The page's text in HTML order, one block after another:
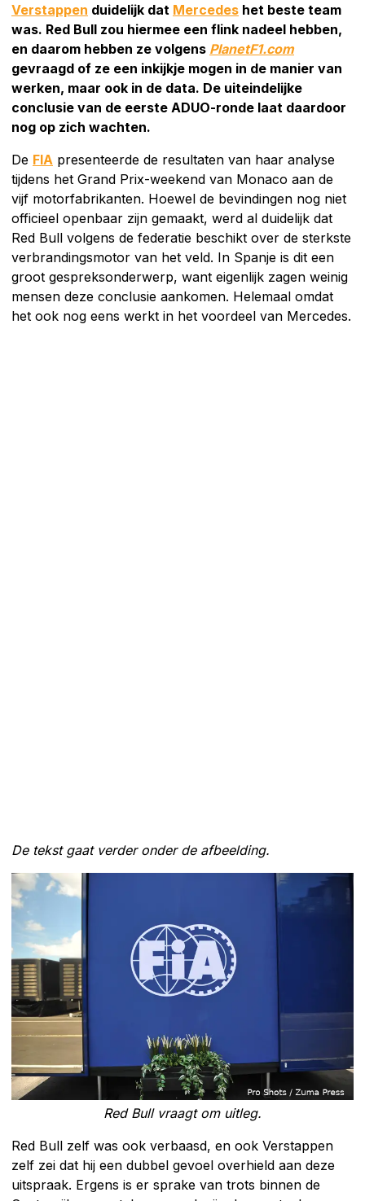
Verstappen duidelijk dat Mercedes het beste team
was. Red Bull zou hiermee een flink nadeel hebben,
en daarom hebben ze volgens PlanetF1.com
gevraagd of ze een inkijkje mogen in de manier van
werken, maar ook in de data. De uiteindelijke
conclusie van de eerste ADUO-ronde laat daardoor
nog op zich wachten.
De FIA presenteerde de resultaten van haar analyse
tijdens het Grand Prix-weekend van Monaco aan de
vijf motorfabrikanten. Hoewel de bevindingen nog niet
officieel openbaar zijn gemaakt, werd al duidelijk dat
Red Bull volgens de federatie beschikt over de sterkste
verbrandingsmotor van het veld. In Spanje is dit een
groot gespreksonderwerp, want eigenlijk zagen weinig
mensen deze conclusie aankomen. Helemaal omdat
het ook nog eens werkt in het voordeel van Mercedes.
De tekst gaat verder onder de afbeelding.
Red Bull vraagt om uitleg.
Red Bull zelf was ook verbaasd, en ook Verstappen
zelf zei dat hij een dubbel gevoel overhield aan deze
uitspraak. Ergens is er sprake van trots binnen de